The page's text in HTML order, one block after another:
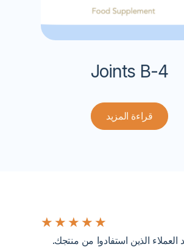
Joints B-4
قراءة المزيد
★
★
★
★
★
الذين استفادوا من منتجك.